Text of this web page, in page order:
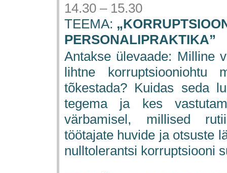
14.30 – 15.30
TEEMA:
PERSONALIPRAKTIKA”
Antakse ülevaade: Milline
lihtne korruptsiooniohtu
tõkestada? Kuidas seda
tegema ja kes
värbamisel, millised
töötajate huvide ja otsuste
nulltolerantsi korruptsiooni